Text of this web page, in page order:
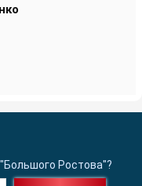
Ростова"?